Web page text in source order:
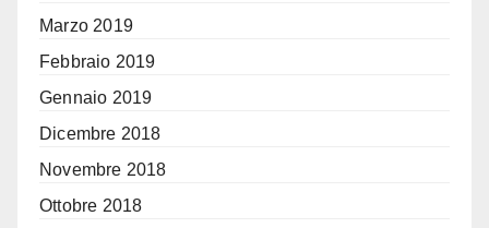
Marzo 2019
Febbraio 2019
Gennaio 2019
Dicembre 2018
Novembre 2018
Ottobre 2018